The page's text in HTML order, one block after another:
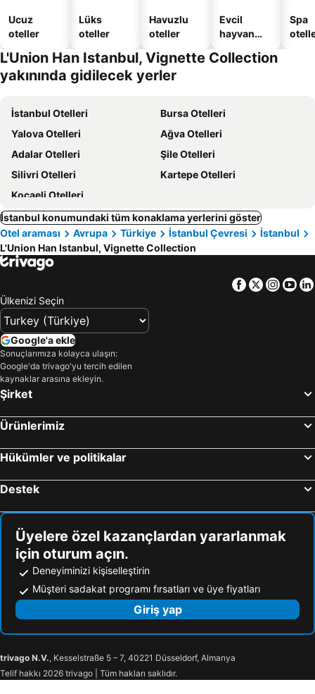
Ucuz
oteller
Lüks
oteller
Havuzlu
oteller
Evcil
hayvan
oteller
Spa
L'Union Han Istanbul, Vignette Collection
yakınında gidilecek yerler
İstanbul Otelleri
Bursa Otelleri
Yalova Otelleri
Ağva Otelleri
Adalar Otelleri
Şile Otelleri
Silivri Otelleri
Kartepe Otelleri
Kocaeli Otelleri
İstanbul konumundaki tüm konaklama yerlerini göster
Otel araması
Avrupa Türkiye İstanbul Çevresi
İstanbul
L'Union Han Istanbul, Vignette Collection
Facebook
Twitter
Ülkenizi Seçin
Google'a ekle
Sonuçlarımıza kolayca ulaşın:
Google'da trivago'yu tercih edilen
kaynaklar arasına ekleyin.
Şirket
Ürünlerimiz
Hükümler ve politikalar
Destek
Üyelere özel kazançlardan yararlanmak
için oturum açın.
Deneyiminizi kişiselleştirin
Müşteri sadakat programı fırsatları ve üye fiyatları
Giriş yap
trivago N.V., Kesselstraße 5 – 7, 40221 Düsseldorf, Almanya
Telif hakkı 2026 trivago | Tüm hakları saklıdır.